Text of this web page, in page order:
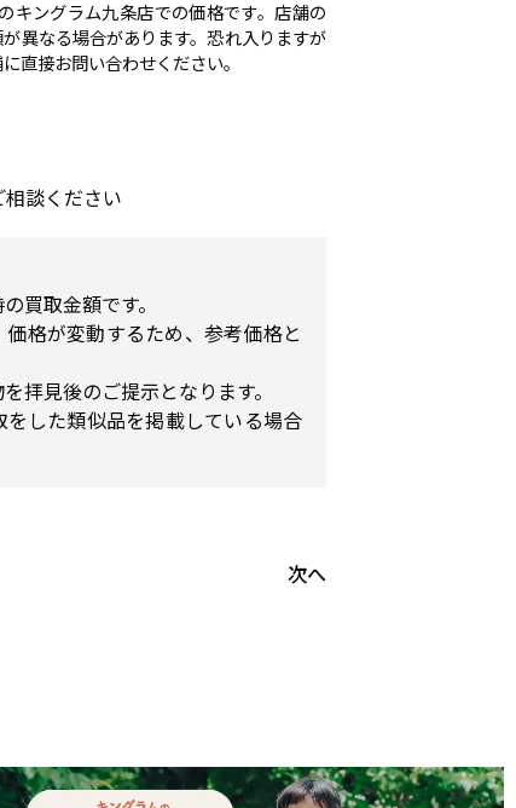
ングラム九条店での価格です。店舗の
異なる場合があります。恐れ入りますが
直接お問い合わせください。
談ください
買取金額です。
格が変動するため、参考価格と
拝見後のご提示となります。
した類似品を掲載している場合
次へ